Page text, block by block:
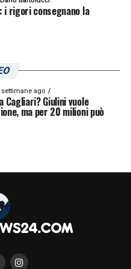
i rigori consegnano la
settimane ago
Giulini vuole
ma per 20 milioni può